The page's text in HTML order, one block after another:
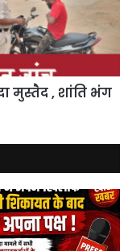
मुस्तैद , शांति भंग